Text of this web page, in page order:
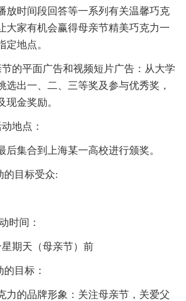
放时间段回答等一系列有关温馨巧克
大家有机会赢得母亲节精美巧克力一
定地点。
的平面广告和视频短片广告：从大学
选出一、二、三等奖及参与优秀奖，
现金奖励。
动地点：
后集合到上海某一高校进行颁奖。
的目标受众:
时间：
期天（母亲节）前
的目标：
力的品牌形象：关注母亲节，关爱父